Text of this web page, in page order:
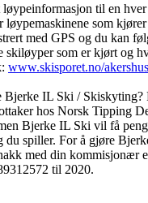
løypeinformasjon til en
løypemaskinene som
med GPS og du kan
skiløyper som er kjørt og
www.skisporet.no/
Bjerke IL Ski / Skiskyting?
hos Norsk Tipping
Bjerke IL Ski vil få
du spiller. For å gjøre
med din kommisjonær
til 2020.